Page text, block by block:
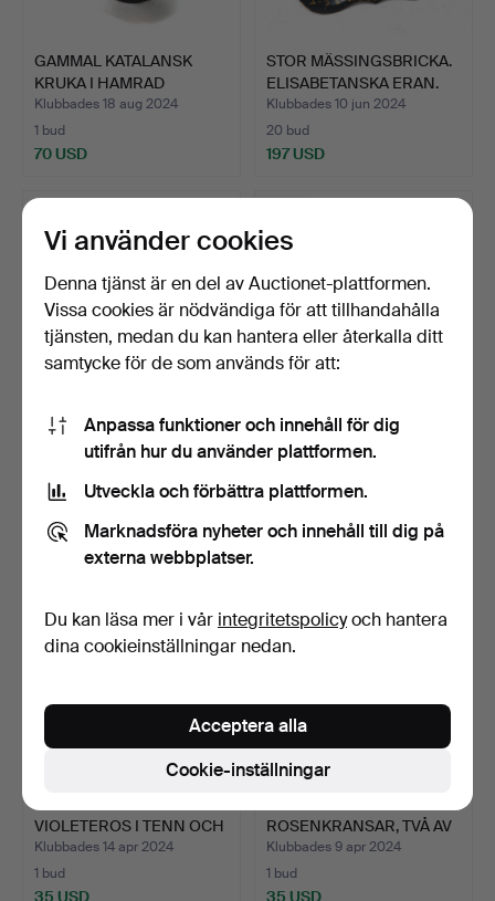
GAMMAL KATALANSK
KRUKA I HAMRAD
KOPPAR.
Klubbades 18 aug 2024
1 bud
70 USD
STOR MÄSSINGSBRICKA.
ELISABETANSKA ERAN.
Klubbades 10 jun 2024
20 bud
197 USD
STOR MÄSSINGSBRICKA.
ELISABETANSK TID MITT…
7 bud
185 USD
LEONTINA I
GULDMETALL. 1800-
2 bud
58 USD
VIOLETEROS I TENN OCH
GYL…
Klubbades 14 apr 2024
1 bud
35 USD
ROSENKRANSAR, TVÅ AV
DEM I …
Klubbades 9 apr 2024
1 bud
35 USD
Vi använder cookies
Denna tjänst är en del av Auctionet-plattformen.
Vissa cookies är nödvändiga för att tillhandahålla
tjänsten, medan du kan hantera eller återkalla ditt
samtycke för de som används för att:
Anpassa funktioner och innehåll för dig
utifrån hur du använder plattformen.
Utveckla och förbättra plattformen.
Marknadsföra nyheter och innehåll till dig på
externa webbplatser.
Du kan läsa mer i vår integritetspolicyoch hantera
dina cookieinställningar nedan.
Cookie-inställningar
Acceptera alla